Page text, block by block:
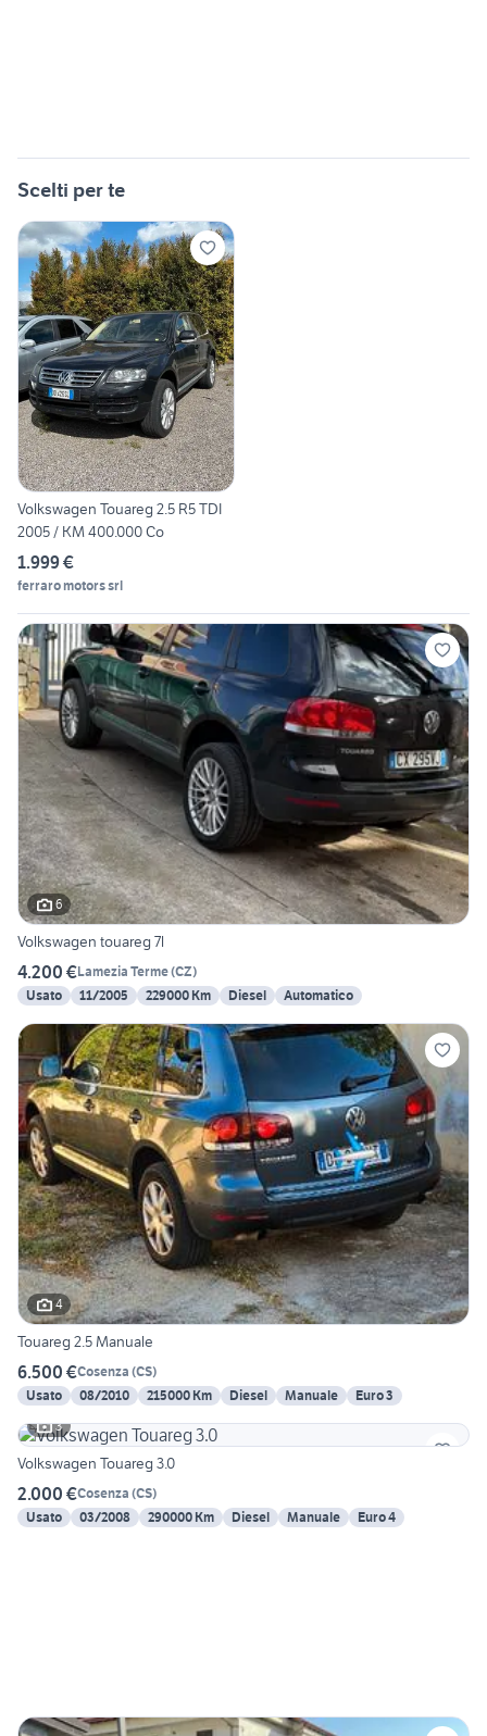
Scelti per te
Volkswagen Touareg 2.5 R5 TDI
2005 / KM 400.000 Co
1.999 €
ferraro motors srl
6
Volkswagen touareg 7l
4.200 €Lamezia Terme(CZ)
Usato
11/2005 229000 Km Diesel Automatico
4
Touareg 2.5 Manuale
6.500 €Cosenza (CS)
Usato
08/2010 215000 Km Diesel Manuale
Euro 3
3
Volkswagen Touareg 3.0
2.000 €Cosenza (CS)
Usato
03/2008 290000 Km Diesel Manuale Euro 4